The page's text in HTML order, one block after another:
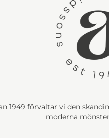
1949 förvaltar vi den
moderna